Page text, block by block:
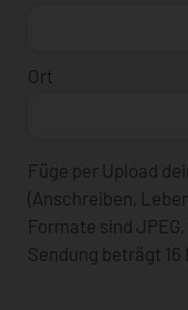
Ort
Füge per Upload
(Anschreiben,
Formate sind
Sendung beträgt 16